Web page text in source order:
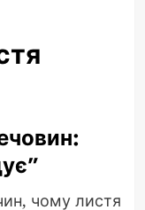
чому листя